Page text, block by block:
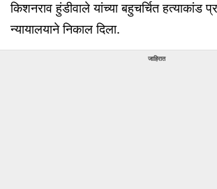
किशनराव हुंडीवाले यांच्या बहुचर्चित
न्यायालयाने निकाल दिला.
जाहिरात